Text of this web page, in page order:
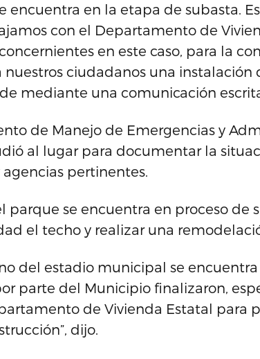
encuentra en la etapa de subasta.
con el Departamento de
en este caso, para la
nuestros ciudadanos una
mediante una comunicación
de Manejo de Emergencias y
al lugar para documentar la
pertinentes.
parque se encuentra en proceso de
el techo y realizar una
del estadio municipal se encuentra
parte del Municipio finalizaron,
de Vivienda Estatal para
dijo.